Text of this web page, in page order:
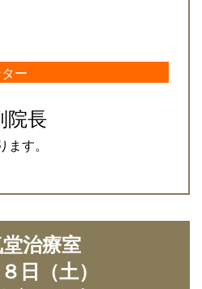
ー
院長
す。
治療室
日（土）